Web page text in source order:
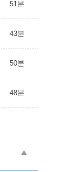
51분
43분
50분
48분